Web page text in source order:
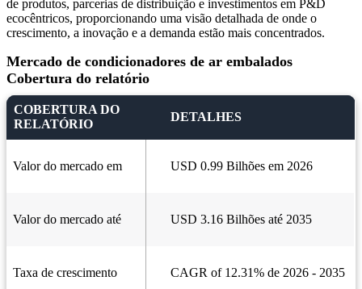
de produtos, parcerias de distribuição e investimentos em P&D
ecocêntricos, proporcionando uma visão detalhada de onde o
crescimento, a inovação e a demanda estão mais concentrados.
Mercado de condicionadores de ar embalados
Cobertura do relatório
COBERTURA DO
RELATÓRIO
DETALHES
Valor do mercado em USD 0.99 Bilhões em 2026
Valor do mercado até USD 3.16 Bilhões até 2035
Taxa de crescimento CAGR of 12.31% de 2026 - 2035